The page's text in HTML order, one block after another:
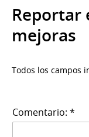
Reportar
mejoras
Todos los campos
Comentario: *